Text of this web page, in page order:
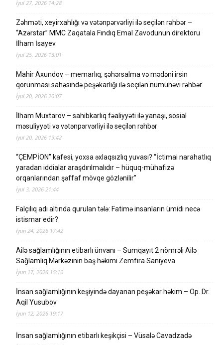
İyul 27, 2026 14:28
Zəhməti, xeyirxahlığı və vətənpərvərliyi ilə seçilən rəhbər –
“Azərstar” MMC Zaqatala Fındıq Emal Zavodunun direktoru
İlham İsayev
İyul 25, 2026 13:01
Mahir Axundov – memarlıq, şəhərsalma və mədəni irsin
qorunması sahəsində peşəkarlığı ilə seçilən nümunəvi rəhbər
İyul 20, 2026 20:07
İlham Muxtarov – sahibkarlıq fəaliyyəti ilə yanaşı, sosial
məsuliyyəti və vətənpərvərliyi ilə seçilən rəhbər
İyul 20, 2026 19:42
“ÇEMPİON” kafesi, yoxsa əxlaqsızlıq yuvası? “İctimai narahatlıq
yaradan iddialar araşdırılmalıdır – hüquq-mühafizə
orqanlarından şəffaf mövqe gözlənilir”
İyul 3, 2026 21:44
Falçılıq adı altında qurulan tələ: Fatimə insanların ümidi necə
istismar edir?
İyun 24, 2026 17:42
Ailə sağlamlığının etibarlı ünvanı – Sumqayıt 2 nömrəli Ailə
Sağlamlıq Mərkəzinin baş həkimi Zemfira Saniyeva
İyun 17, 2026 15:10
İnsan sağlamlığının keşiyində dayanan peşəkar həkim – Op. Dr.
Aqil Yusubov
İyun 12, 2026 19:17
İnsan sağlamlığının etibarlı keşikçisi – Vüsalə Cavadzadə